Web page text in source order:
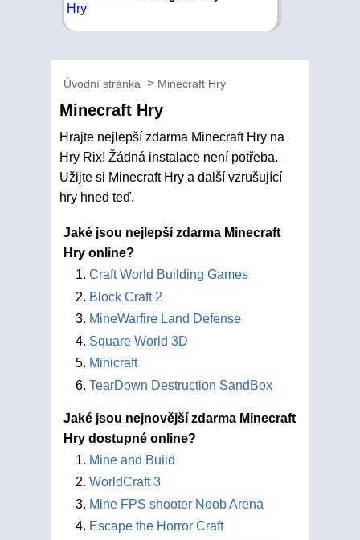
Úvodní stránka Minecraft Hry
Minecraft Hry
Hrajte nejlepší zdarma Minecraft Hry na
Hry Rix! Žádná instalace není potřeba.
Užijte si Minecraft Hry a další vzrušující
hry hned teď.
Jaké jsou nejlepší zdarma Minecraft
Hry online?
Craft World Building Games
Block Craft 2
MineWarfire Land Defense
Square World 3D
Minicraft
TearDown Destruction SandBox
Jaké jsou nejnovější zdarma Minecraft
Hry dostupné online?
Mine and Build
WorldCraft 3
Mine FPS shooter Noob Arena
Escape the Horror Craft